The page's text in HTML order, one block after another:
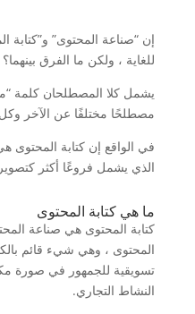
إن “صناعة المحتوى”
للغاية ، ولكن ما الفرق بينهما؟
يشمل كلا المصطلحان كلمة
مصطلحًا مختلفًا عن الآخر
في الواقع إن كتابة
الذي يشمل فروعًا أكثر
ما هي كتابة المحتوى
كتابة المحتوى هي صناعة
المحتوى ، وهي شيء قائم
تسويقية للجمهور في صورة
النشاط التجاري.